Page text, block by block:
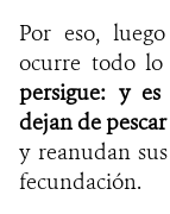
Por eso,
ocurre todo
persigue: y es
dejan de
y reanudan
fecundación.